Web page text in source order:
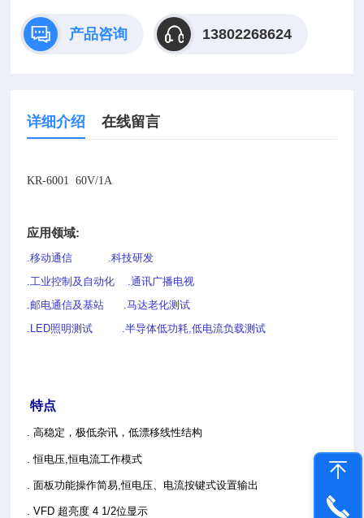
产品咨询 13802268624
详细介绍 在线留言
KR-6001 60V/1A
应用领域:
.移动通信 .科技研发
.工业控制及自动化 .通讯广播电视
.邮电通信及基站 .马达老化测试
.LED照明测试 .半导体低功耗,低电流负载测试
特点
. 高稳定，极低杂讯，低漂移线性结构
. 恒电压,恒电流工作模式
. 面板功能操作简易,恒电压、电流按键式设置输出
. VFD 超亮度4 1/2位显示